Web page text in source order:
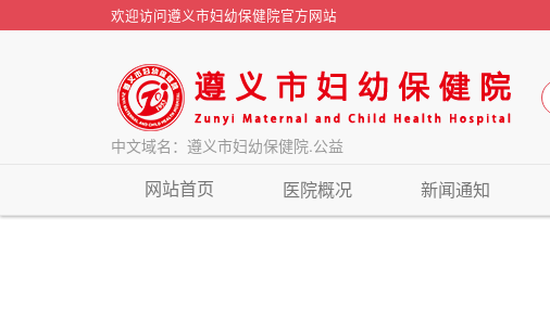
欢迎访问遵义市妇幼保健院官方网站
中文域名：遵义市妇幼保健院.公益
网站首页 医院概况 新闻通知